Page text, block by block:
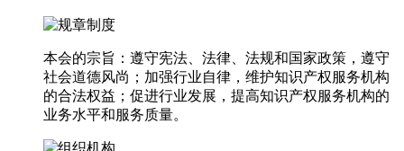
本会的宗旨：遵守宪法、法律、法规和国家政策，遵守
社会道德风尚；加强行业自律，维护知识产权服务机构
的合法权益；促进行业发展，提高知识产权服务机构的
业务水平和服务质量。